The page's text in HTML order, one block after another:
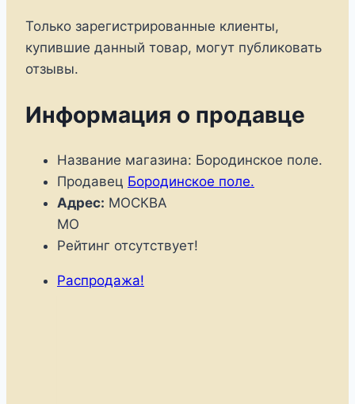
Только зарегистрированные клиенты,
купившие данный товар, могут публиковать
отзывы.
Информация о продавце
Название магазина: Бородинское поле.
Продавец Бородинское поле.
Адрес: МОСКВА
MO
Рейтинг отсутствует!
Распродажа!